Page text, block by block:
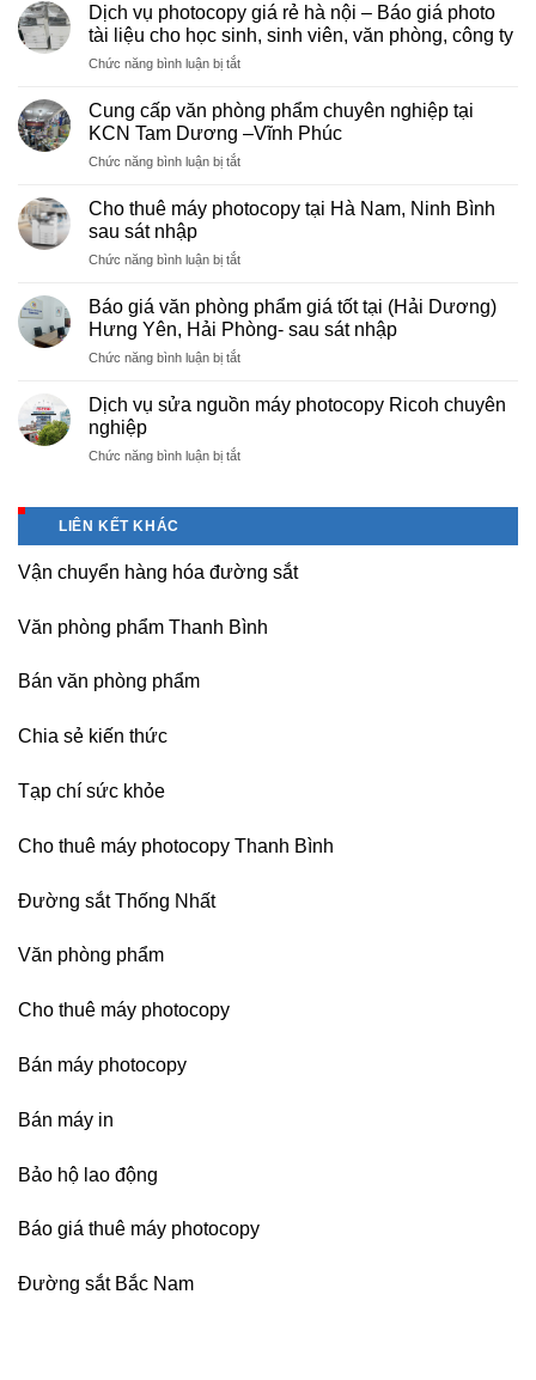
Dịch vụ photocopy giá rẻ hà nội – Báo giá photo
tài liệu cho học sinh, sinh viên, văn phòng, công ty
Chức năng bình luận bị tắtở
vụ
photocopy
rẻ
nội
giá
tài
liệu
học
sinh
ty
Cung cấp văn phòng phẩm chuyên nghiệp tại
KCN Tam Dương –Vĩnh Phúc
Chức năng bình luận bị tắtở
cấp
phẩm
nghiệp
tại
Tam
–
Cho thuê máy photocopy tại Hà Nam, Ninh Bình
sau sát nhập
Chức năng bình luận bị tắtở
máy
photocopy
tại
Nam,
sau
Báo giá văn phòng phẩm giá tốt tại (Hải Dương)
Hưng Yên, Hải Phòng- sau sát nhập
Chức năng bình luận bị tắtở
phẩm
Hưng
Hải
Dịch vụ sửa nguồn máy photocopy Ricoh chuyên
nghiệp
Chức năng bình luận bị tắtở
photocopy
chuyên
nghiệp
LIÊN KẾT KHÁC
Vận chuyển hàng hóa đường sắt
Văn phòng phẩm Thanh Bình
Bán văn phòng phẩm
Chia sẻ kiến thức
Tạp chí sức khỏe
Cho thuê máy photocopy Thanh Bình
Đường sắt Thống Nhất
Văn phòng phẩm
Cho thuê máy photocopy
Bán máy photocopy
Bán máy in
Bảo hộ lao động
Báo giá thuê máy photocopy
Đường sắt Bắc Nam